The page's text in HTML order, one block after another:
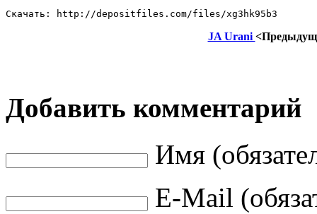
Скачать: http://depositfiles.com/files/xg3hk95b3
JA Urani
Добавить комментарий
Имя
E-Mail